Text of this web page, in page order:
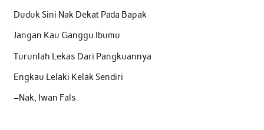
Duduk Sini Nak Dekat Pada Bapak
Jangan Kau Ganggu Ibumu
Turunlah Lekas Dari Pangkuannya
Engkau Lelaki Kelak Sendiri
–Nak, Iwan Fals